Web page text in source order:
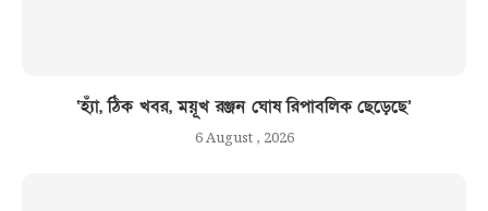
‘হ্যাঁ, ঠিক খবর, ময়ূখ রঞ্জন ঘোষ রিপাবলিক ছেড়েছে’
6 August , 2026